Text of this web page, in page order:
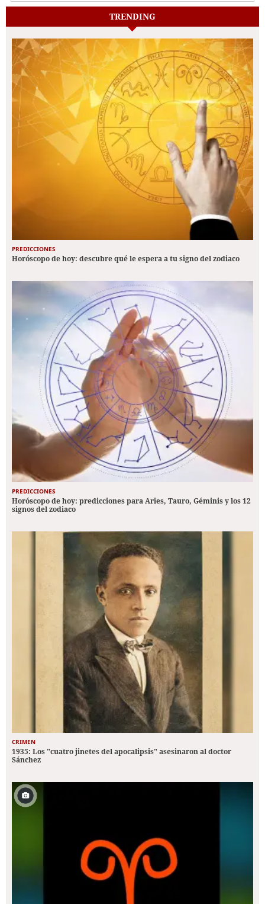
TRENDING
PREDICCIONES
Horóscopo de hoy: descubre qué le espera a tu signo del zodiaco
PREDICCIONES
Horóscopo de hoy: predicciones para Aries, Tauro, Géminis y los 12
signos del zodiaco
CRIMEN
1935: Los "cuatro jinetes del apocalipsis" asesinaron al doctor
Sánchez